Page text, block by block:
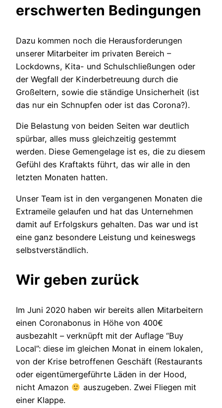
erschwerten Bedingungen
Dazu kommen noch die Herausforderungen
unserer Mitarbeiter im privaten Bereich –
Lockdowns, Kita- und Schulschließungen oder
der Wegfall der Kinderbetreuung durch die
Großeltern, sowie die ständige Unsicherheit (ist
das nur ein Schnupfen oder ist das Corona?).
Die Belastung von beiden Seiten war deutlich
spürbar, alles muss gleichzeitig gestemmt
werden. Diese Gemengelage ist es, die zu diesem
Gefühl des Kraftakts führt, das wir alle in den
letzten Monaten hatten.
Unser Team ist in den vergangenen Monaten die
Extrameile gelaufen und hat das Unternehmen
damit auf Erfolgskurs gehalten. Das war und ist
eine ganz besondere Leistung und keineswegs
selbstverständlich.
Wir geben zurück
Im Juni 2020 haben wir bereits allen Mitarbeitern
einen Coronabonus in Höhe von 400€
ausbezahlt – verknüpft mit der Auflage “Buy
Local”: diese im gleichen Monat in einem lokalen,
von der Krise betroffenen Geschäft (Restaurants
oder eigentümergeführte Läden in der Hood,
nicht Amazon
auszugeben. Zwei Fliegen mit
einer Klappe.